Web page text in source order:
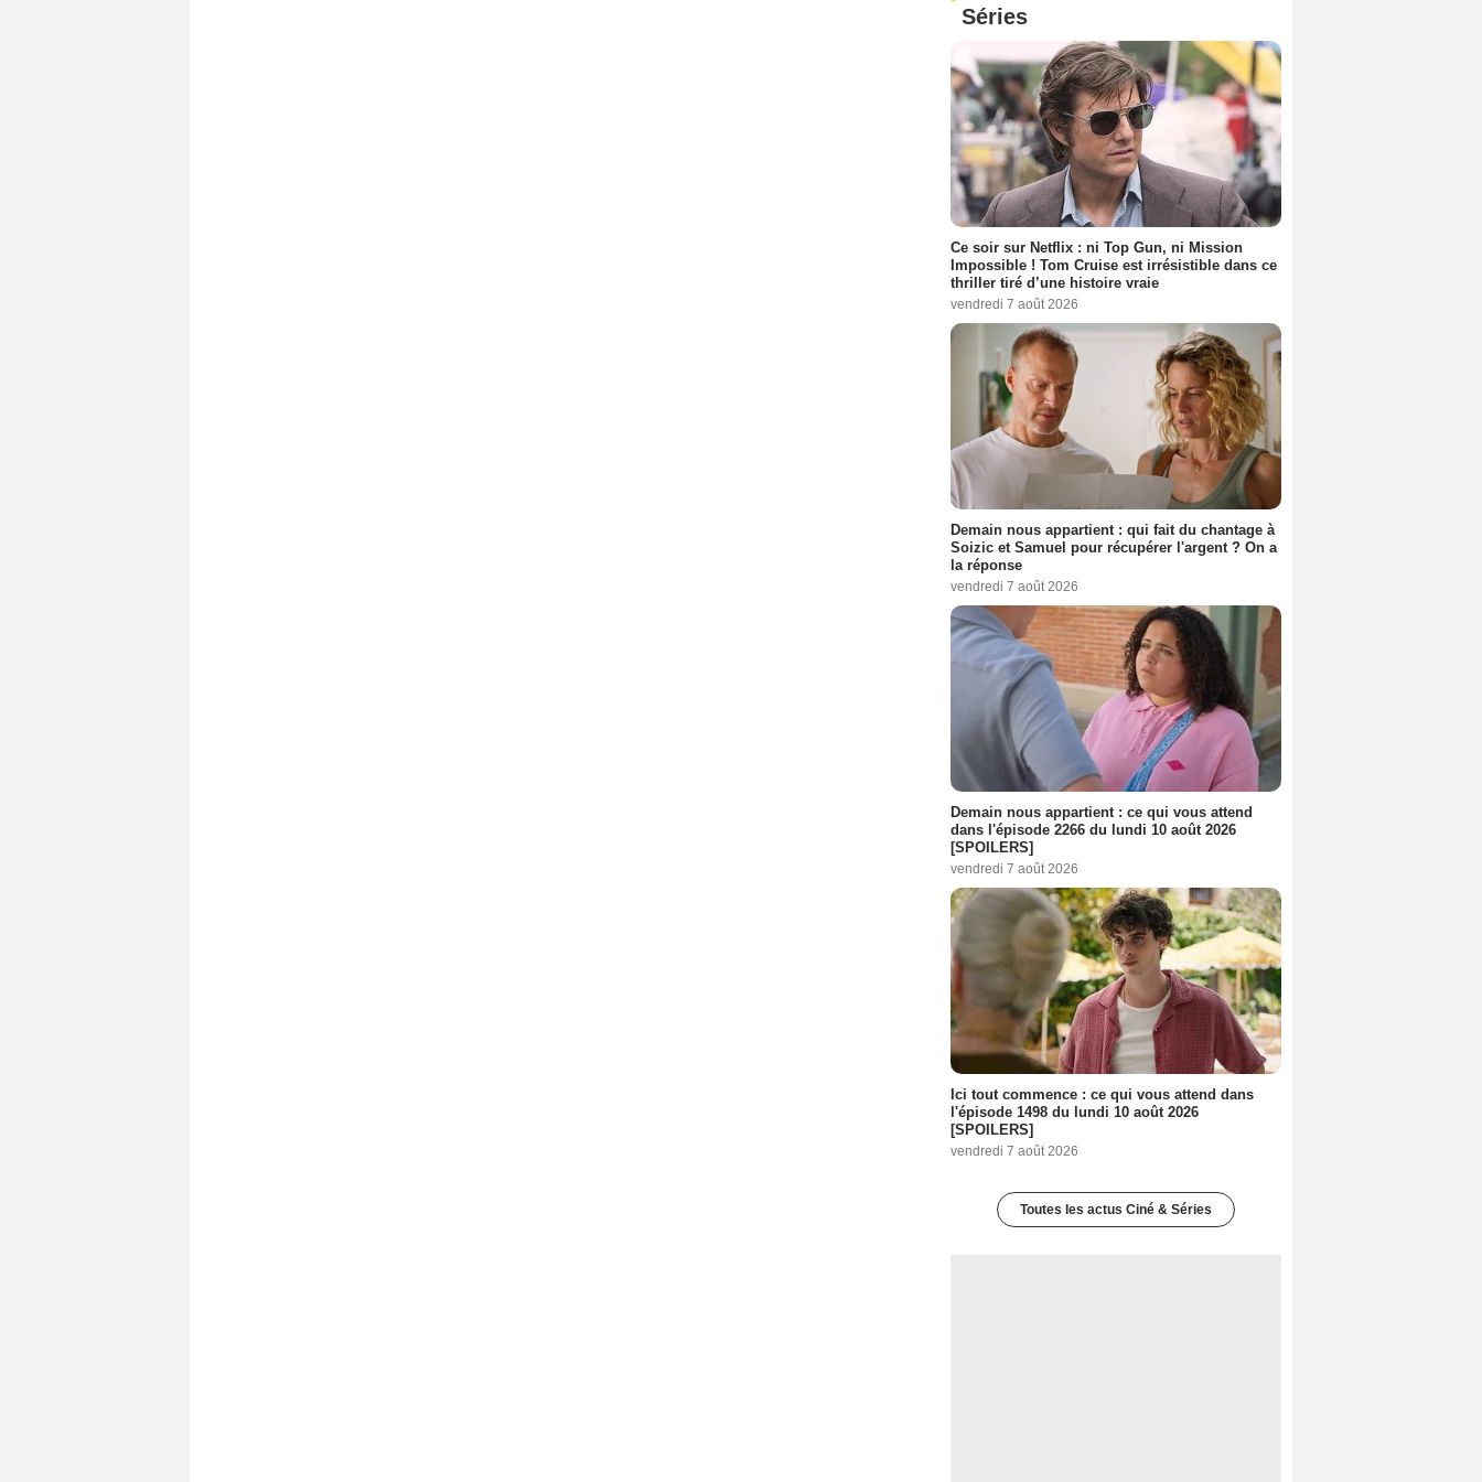
Séries
Ce soir sur Netflix : ni Top Gun, ni Mission
Impossible ! Tom Cruise est irrésistible dans ce
thriller tiré d’une histoire vraie
vendredi 7 août 2026
Demain nous appartient : qui fait du chantage à
Soizic et Samuel pour récupérer l'argent ? On a
la réponse
vendredi 7 août 2026
Demain nous appartient : ce qui vous attend
dans l'épisode 2266 du lundi 10 août 2026
[SPOILERS]
vendredi 7 août 2026
Ici tout commence : ce qui vous attend dans
l'épisode 1498 du lundi 10 août 2026
[SPOILERS]
vendredi 7 août 2026
Toutes les actus Ciné & Séries